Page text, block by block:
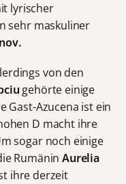
lyrischer
sehr maskuliner
von den
gehörte einige
Gast-Azucena ist ein
D macht ihre
sogar noch einige
RumäninAurelia
ihre derzeit